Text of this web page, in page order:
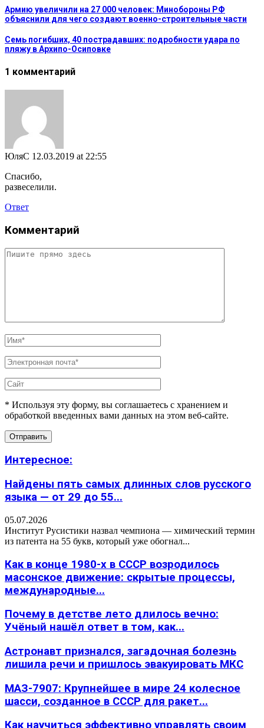
Армию увеличили на 27 000 человек: Минобороны РФ
объяснили для чего создают военно-строительные части
Семь погибших, 40 пострадавших: подробности удара по
пляжу в Архипо-Осиповке
1 комментарий
ЮляС 12.03.2019 at 22:55
Спасибо,
развеселили.
Ответ
Комментарий
* Используя эту форму, вы соглашаетесь с хранением и
обработкой введенных вами данных на этом веб-сайте.
Интересное:
Найдены пять самых длинных слов русского
языка — от 29 до 55...
05.07.2026
Институт Русистики назвал чемпиона — химический термин
из патента на 55 букв, который уже обогнал...
Как в конце 1980-х в СССР возродилось
масонское движение: скрытые процессы,
международные...
Почему в детстве лето длилось вечно:
Учёный нашёл ответ в том, как...
Астронавт признался, загадочная болезнь
лишила речи и пришлось эвакуировать МКС
МАЗ-7907: Крупнейшее в мире 24 колесное
шасси, созданное в СССР для ракет...
Как научиться эффективно управлять своим